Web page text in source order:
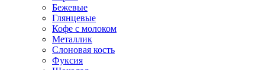
Бежевые
Глянцевые
Кофе с молоком
Металлик
Слоновая кость
Фуксия